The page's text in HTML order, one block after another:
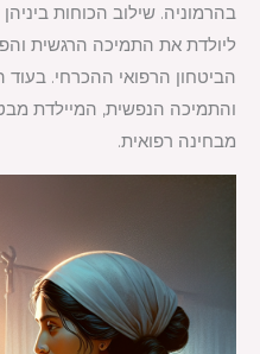
בהרמוניה. שילוב הכוחות
ליולדת את התמיכה הרגשית
הביטחון הרפואי ההכרחי.
והתמיכה הנפשית, המיילדת
מבחינה רפואית.